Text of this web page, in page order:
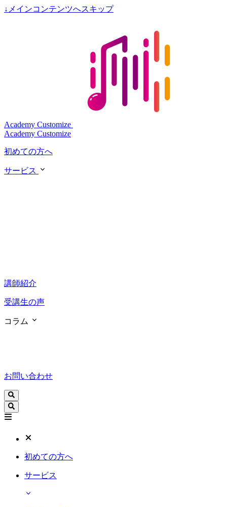
↓ メインコンテンツへスキップ
Academy Customize
Academy Customize
初めての方へ
サービス
講師紹介
受講生の声
コラム
お問い合わせ
初めての方へ
サービス